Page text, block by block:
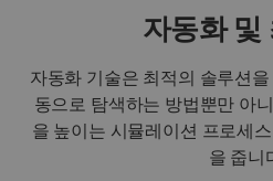
자동화 및
자동화 기술은 최적의 솔루션
동으로 탐색하는 방법뿐만 아
을 높이는 시뮬레이션 프로세
을 줍니